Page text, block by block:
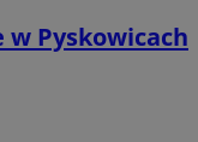
Pyskowicach